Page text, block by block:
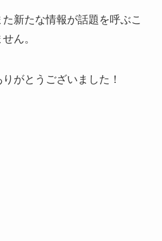
新たな情報が話題を呼ぶこ
ん。
がとうございました！